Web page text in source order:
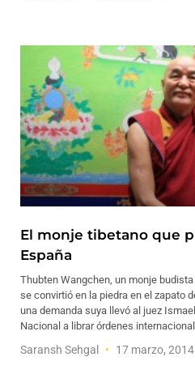
El monje tibetano que
España
Thubten Wangchen, un monje
se convirtió en la piedra en el zapato
una demanda suya llevó al juez
Nacional a librar órdenes
Saransh Sehgal 17 marzo, 2014